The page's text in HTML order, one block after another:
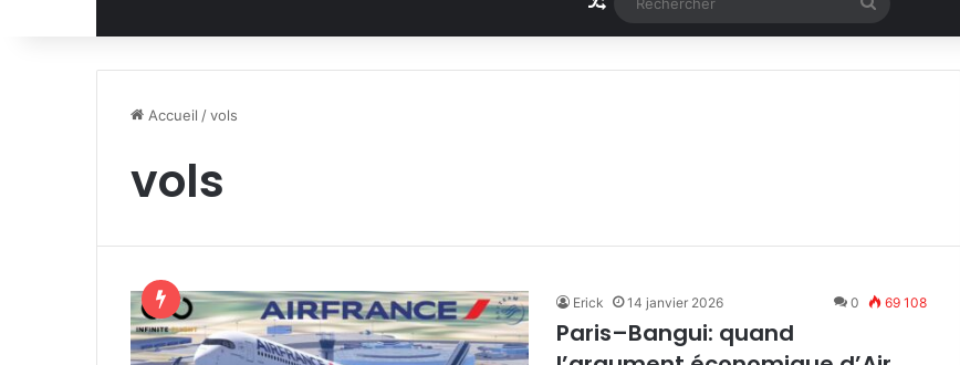
Accueil /vols
vols
Erick 14 janvier 2026 0 69 108
Paris–Bangui: quand